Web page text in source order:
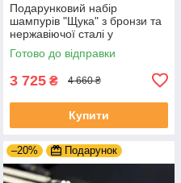
Подарунковий набір
шампурів "Щука" з бронзи та
нержавіючої сталі у
шкіряному сагайдаку
Готово до відправки
3 725 ₴ 4 660 ₴
Купити
–20% Подарунок